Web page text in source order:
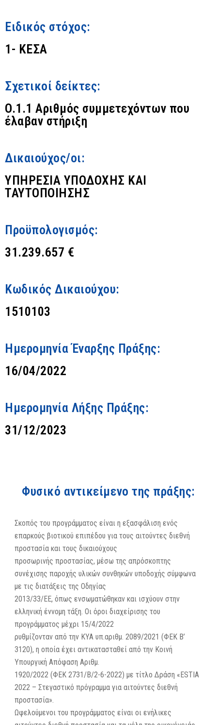
Ειδικός στόχος:
1- ΚΕΣΑ
Σχετικοί δείκτες:
O.1.1 Αριθμός συμμετεχόντων που
έλαβαν στήριξη
Δικαιούχος/οι:
ΥΠΗΡΕΣΙΑ ΥΠΟΔΟΧΗΣ ΚΑΙ
ΤΑΥΤΟΠΟΙΗΣΗΣ
Προϋπολογισμός:
31.239.657 €
Κωδικός Δικαιούχου:
1510103
Ημερομηνία Έναρξης Πράξης:
16/04/2022
Ημερομηνία Λήξης Πράξης:
31/12/2023
Φυσικό αντικείμενο της πράξης:
Σκοπός του προγράμματος είναι η εξασφάλιση ενός
επαρκούς βιοτικού επιπέδου για τους αιτούντες διεθνή
προστασία και τους δικαιούχους
προσωρινής προστασίας, μέσω της απρόσκοπτης
συνέχισης παροχής υλικών συνθηκών υποδοχής σύμφωνα
με τις διατάξεις της Οδηγίας
2013/33/ΕΕ, όπως ενσωματώθηκαν και ισχύουν στην
ελληνική έννομη τάξη. Οι όροι διαχείρισης του
προγράμματος μέχρι 15/4/2022
ρυθμίζονταν από την ΚΥΑ υπ.αριθμ. 2089/2021 (ΦΕΚ Β’
3120), η οποία έχει αντικατασταθεί από την Κοινή
Υπουργική Απόφαση Αριθμ.
1920/2022 (ΦΕΚ 2731/Β/2-6-2022) με τίτλο Δράση «ESTIA
2022 – Στεγαστικό πρόγραμμα για αιτούντες διεθνή
προστασία».
Ωφελούμενοι του προγράμματος είναι οι ενήλικες